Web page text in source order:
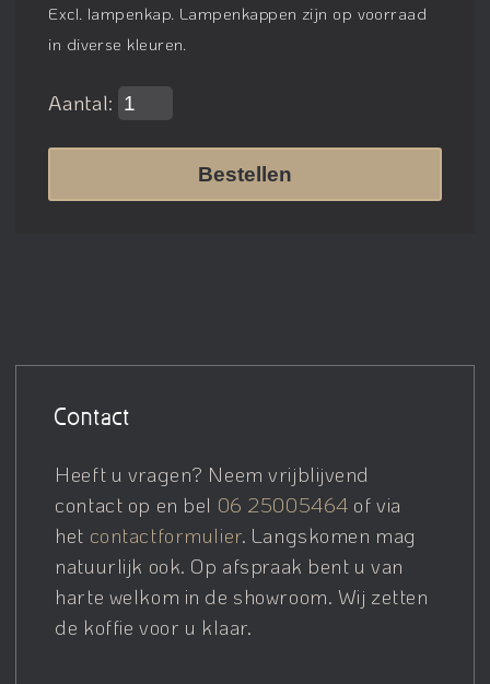
Excl. lampenkap. Lampenkappen zijn op voorraad
in diverse kleuren.
Aantal:
Bestellen
Contact
Heeft u vragen? Neem vrijblijvend
contact op en bel 06 25005464 of via
het contactformulier. Langskomen mag
natuurlijk ook. Op afspraak bent u van
harte welkom in de showroom. Wij zetten
de koffie voor u klaar.